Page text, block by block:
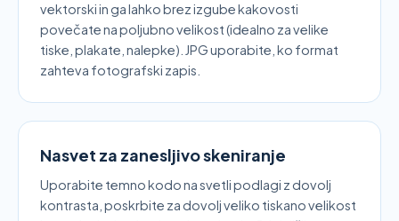
vektorski in ga lahko brez izgube kakovosti
povečate na poljubno velikost (idealno za velike
tiske, plakate, nalepke). JPG uporabite, ko format
zahteva fotografski zapis.
Nasvet za zanesljivo skeniranje
Uporabite temno kodo na svetli podlagi z dovolj
kontrasta, poskrbite za dovolj veliko tiskano velikost